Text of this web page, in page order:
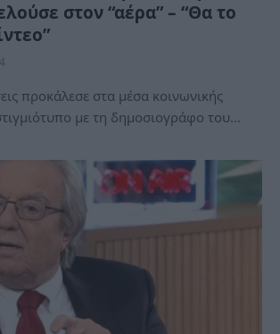
στον “αέρα” – “Θα το
προκάλεσε στα μέσα κοινωνικής
με τη δημοσιογράφο του…